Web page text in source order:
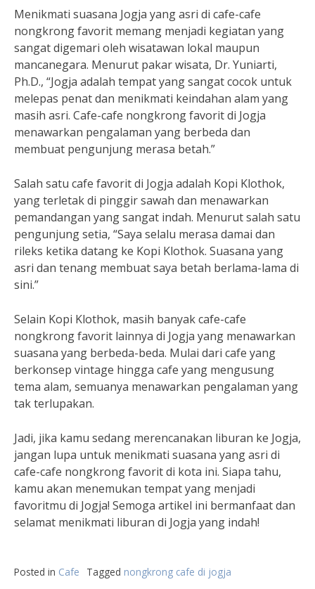
Menikmati suasana Jogja yang asri di cafe-cafe
nongkrong favorit memang menjadi kegiatan yang
sangat digemari oleh wisatawan lokal maupun
mancanegara. Menurut pakar wisata, Dr. Yuniarti,
Ph.D., “Jogja adalah tempat yang sangat cocok untuk
melepas penat dan menikmati keindahan alam yang
masih asri. Cafe-cafe nongkrong favorit di Jogja
menawarkan pengalaman yang berbeda dan
membuat pengunjung merasa betah.”
Salah satu cafe favorit di Jogja adalah Kopi Klothok,
yang terletak di pinggir sawah dan menawarkan
pemandangan yang sangat indah. Menurut salah satu
pengunjung setia, “Saya selalu merasa damai dan
rileks ketika datang ke Kopi Klothok. Suasana yang
asri dan tenang membuat saya betah berlama-lama di
sini.”
Selain Kopi Klothok, masih banyak cafe-cafe
nongkrong favorit lainnya di Jogja yang menawarkan
suasana yang berbeda-beda. Mulai dari cafe yang
berkonsep vintage hingga cafe yang mengusung
tema alam, semuanya menawarkan pengalaman yang
tak terlupakan.
Jadi, jika kamu sedang merencanakan liburan ke Jogja,
jangan lupa untuk menikmati suasana yang asri di
cafe-cafe nongkrong favorit di kota ini. Siapa tahu,
kamu akan menemukan tempat yang menjadi
favoritmu di Jogja! Semoga artikel ini bermanfaat dan
selamat menikmati liburan di Jogja yang indah!
Posted in Cafe Tagged nongkrong cafe di jogja